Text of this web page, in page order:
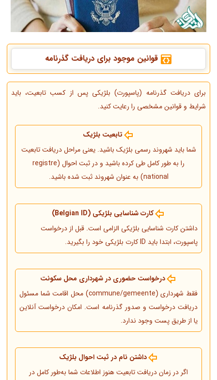
قوانین موجود برای دریافت گذرنامه
برای دریافت گذرنامه (پاسپورت) بلژیکی پس از کسب تابعیت، باید
شرایط و قوانین مشخصی را رعایت کنید.
تابعیت بلژیک
شما باید شهروند رسمی بلژیک باشید. یعنی مراحل دریافت تابعیت
را به طور کامل طی کرده باشید و در ثبت احوال (registre
national) به عنوان شهروند ثبت شده باشید.
کارت شناسایی بلژیکی (Belgian ID)
داشتن کارت شناسایی بلژیکی الزامی است. قبل از درخواست
پاسپورت، ابتدا باید ID کارت بلژیکی خود را بگیرید.
درخواست حضوری در شهرداری محل سکونت
فقط شهرداری (commune/gemeente) محل اقامت شما مسئول
دریافت درخواست و صدور گذرنامه است. امکان درخواست آنلاین
یا از طریق پست وجود ندارد.
داشتن نام در ثبت احوال بلژیک
اگر در زمان دریافت تابعیت هنوز اطلاعات شما به‌طور کامل در